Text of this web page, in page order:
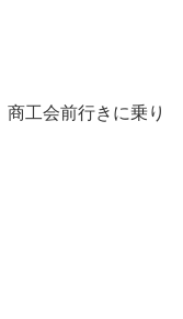
工会前行きに乗り